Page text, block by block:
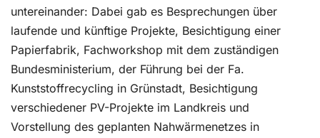
untereinander: Dabei gab es Besprechungen über
laufende und künftige Projekte, Besichtigung einer
Papierfabrik, Fachworkshop mit dem zuständigen
Bundesministerium, der Führung bei der Fa.
Kunststoffrecycling in Grünstadt, Besichtigung
verschiedener PV-Projekte im Landkreis und
Vorstellung des geplanten Nahwärmenetzes in